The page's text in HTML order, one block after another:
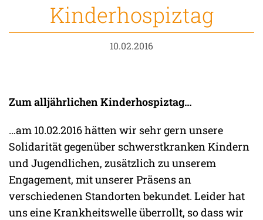
Kinderhospiztag
10.02.2016
Zum alljährlichen Kinderhospiztag…
…am 10.02.2016 hätten wir sehr gern unsere
Solidarität gegenüber schwerstkranken Kindern
und Jugendlichen, zusätzlich zu unserem
Engagement, mit unserer Präsens an
verschiedenen Standorten bekundet. Leider hat
uns eine Krankheitswelle überrollt, so dass wir